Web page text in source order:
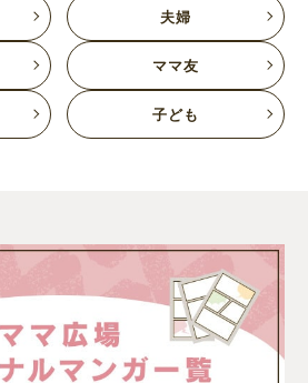
夫婦
ママ友
子ども